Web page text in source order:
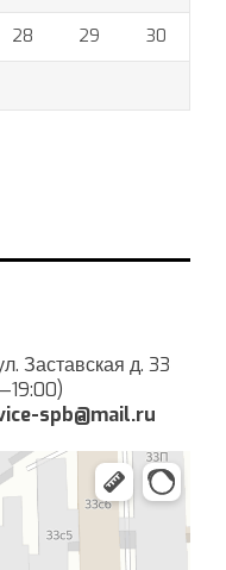
28 29 30
Заставская д. 33
spb@mail.ru